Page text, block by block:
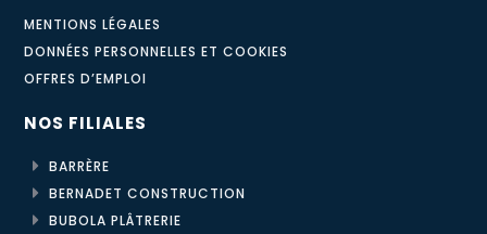
MENTIONS LÉGALES
DONNÉES PERSONNELLES ET COOKIES
OFFRES D’EMPLOI
NOS FILIALES
BARRÈRE
BERNADET CONSTRUCTION
BUBOLA PLÂTRERIE